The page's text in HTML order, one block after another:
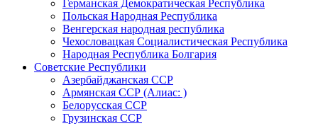
Германская Демократическая Республика
Польская Народная Республика
Венгерская народная республика
Чехословацкая Социалистическая Республика
Народная Республика Болгария
Советские Республики
Азербайджанская ССР
Армянская ССР (Алиас: )
Белорусская ССР
Грузинская ССР